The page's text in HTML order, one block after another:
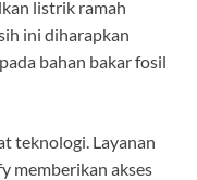
listrik ramah
ini diharapkan
bahan bakar fosil
teknologi. Layanan
memberikan akses